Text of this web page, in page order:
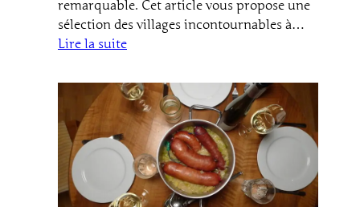
remarquable. Cet article vous propose une
sélection des villages incontournables à…
Lire la suite:
dans
le
canton
de
Vaud
quels